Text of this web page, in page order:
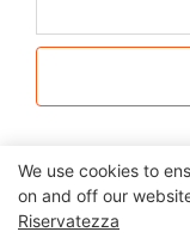
Tutti i diritti
We use cookies to
on and off our
Riservatezza